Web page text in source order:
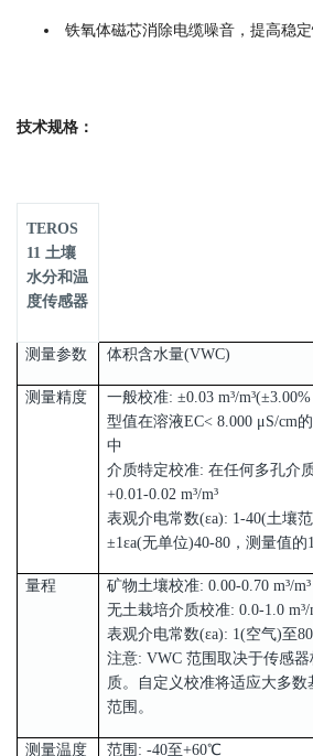
铁氧体磁芯消除电缆噪音，提高稳
技术规格：
TEROS
11 土壤
水分和温
度传感器
测量参数 体积含水量(VWC)
测量精度
一般校准: ±0.03 m³/
型值在溶液EC< 8.000 μS/cm
中
介质特定校准: 在任何多孔介
+0.01-0.02 m³/m³
表观介电常数(εa): 1-40(土壤范
±1εa(无单位)40-80，测量值的
量程
矿物土壤校准: 0.00-0.70 m³/m³
无土栽培介质校准: 0.0-1.0 m³/
表观介电常数(εa): 1(空气)至
注意: VWC 范围取决于传感
质。自定义校准将适应大多数
范围。
测量温度 范围: -40至+60℃